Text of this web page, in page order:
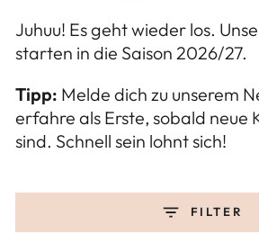
Juhuu! Es geht wieder los.
starten in die Saison 2026/27.
Tipp: Melde dich zu unserem
erfahre als Erste, sobald neue
sind. Schnell sein lohnt sich!
FILTER